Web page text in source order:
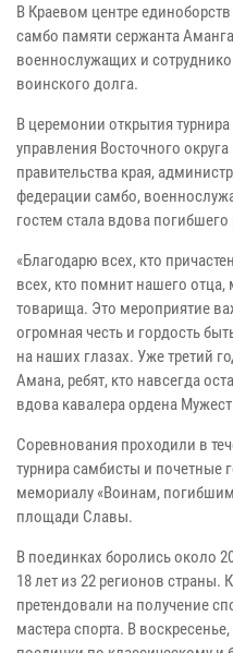
В Краевом центре
самбо памяти сержанта
военнослужащих и
воинского долга.
В церемонии открытия
управления Восточного
правительства края,
федерации самбо,
гостем стала вдова
«Благодарю всех, кто
всех, кто помнит нашего отца,
товарища. Это мероприятие
огромная честь и гордость
на наших глазах. Уже третий
Амана, ребят, кто навсегда
вдова кавалера ордена
Соревнования проходили в
турнира самбисты и почетные
мемориалу «Воинам,
площади Славы.
В поединках боролись около
18 лет из 22 регионов страны.
претендовали на получение
мастера спорта. В